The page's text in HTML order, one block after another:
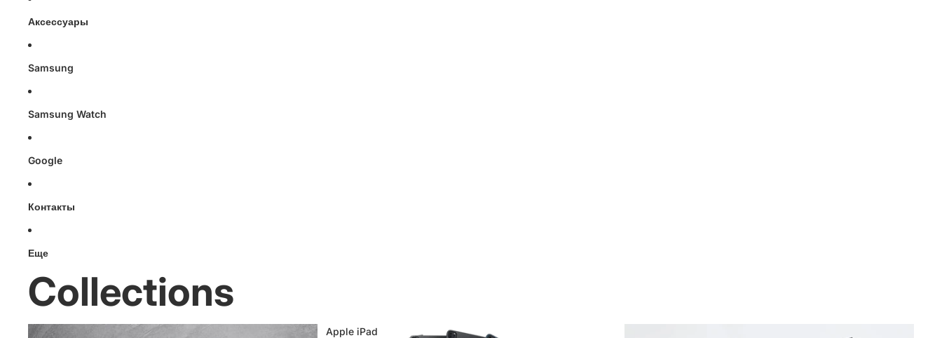
Аксессуары
Samsung
Samsung Watch
Google
Контакты
Еще
Collections
Apple AirPods Apple iPad